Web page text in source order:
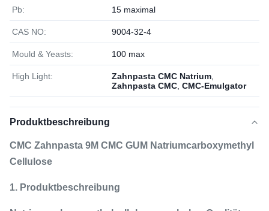
Pb: 15 maximal
CAS NO: 9004-32-4
Mould & Yeasts: 100 max
High Light: Zahnpasta CMC Natrium
Zahnpasta CMC CMC-Emulgator
Produktbeschreibung
CMC Zahnpasta 9M CMC GUM Natriumcarboxymethyl
Cellulose
1. Produktbeschreibung